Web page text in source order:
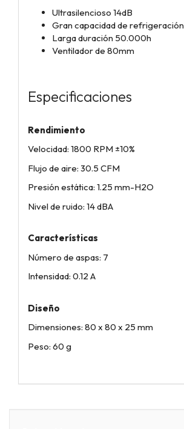
Ultrasilencioso 14dB
Gran capacidad de refrigeración
Larga duración 50.000h
Ventilador de 80mm
Especificaciones
Rendimiento
Velocidad: 1800 RPM ±10%
Flujo de aire: 30.5 CFM
Presión estática: 1.25 mm-H2O
Nivel de ruido: 14 dBA
Características
Número de aspas: 7
Intensidad: 0.12 A
Diseño
Dimensiones: 80 x 80 x 25 mm
Peso: 60 g